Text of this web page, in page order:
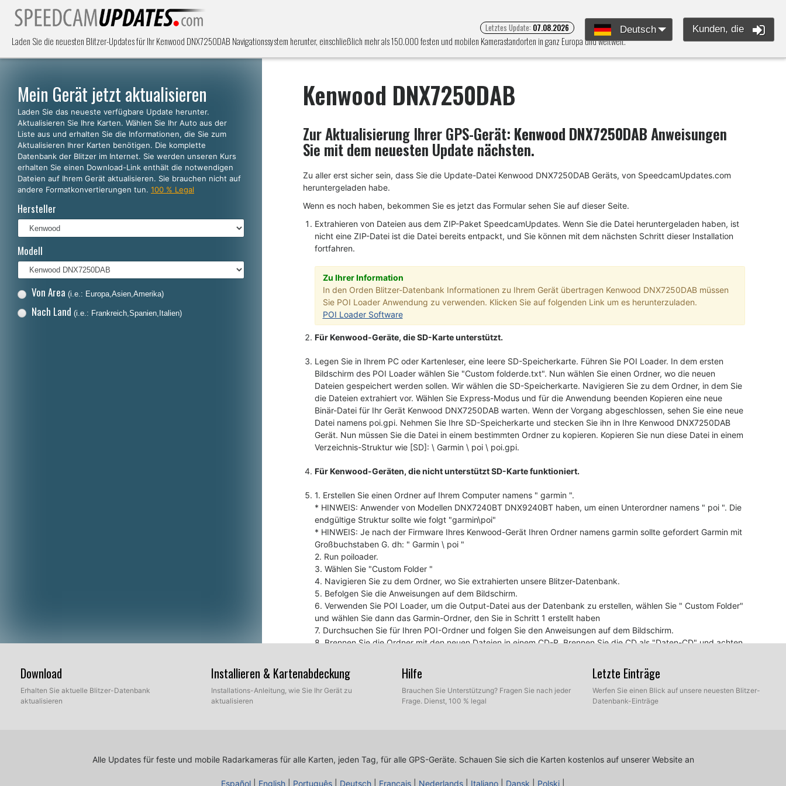
Laden Sie die neuesten Blitzer-Updates für Ihr Kenwood DNX7250DAB Navigationssystem herunter, einschließlich mehr als 150.000 festen und mobilen Kamerastandorten in ganz Europa und weltweit.
Letztes Update: 07.08.2026 Deutsch Kunden, die
Mein Gerät jetzt aktualisieren
Laden Sie das neueste verfügbare Update herunter.
Aktualisieren Sie Ihre Karten. Wählen Sie Ihr Auto aus der
Liste aus und erhalten Sie die Informationen, die Sie zum
Aktualisieren Ihrer Karten benötigen. Die komplette
Datenbank der Blitzer im Internet. Sie werden unseren Kurs
erhalten Sie einen Download-Link enthält die notwendigen
Dateien auf Ihrem Gerät aktualisieren. Sie brauchen nicht auf
andere Formatkonvertierungen tun. 100 % Legal
Hersteller
Modell
Von Area (i.e.: Europa,Asien,Amerika)
Nach Land (i.e.: Frankreich,Spanien,Italien)
Kenwood DNX7250DAB
Zur Aktualisierung Ihrer GPS-Gerät: Kenwood DNX7250DABAnweisungen
Sie mit dem neuesten Update nächsten.
Zu aller erst sicher sein, dass Sie die Update-Datei Kenwood DNX7250DAB Geräts, von SpeedcamUpdates.com
heruntergeladen habe.
Wenn es noch haben, bekommen Sie es jetzt das Formular sehen Sie auf dieser Seite.
Extrahieren von Dateien aus dem ZIP-Paket SpeedcamUpdates. Wenn Sie die Datei heruntergeladen haben, ist
nicht eine ZIP-Datei ist die Datei bereits entpackt, und Sie können mit dem nächsten Schritt dieser Installation
fortfahren.
Zu Ihrer Information
In den Orden Blitzer-Datenbank Informationen zu Ihrem Gerät übertragen Kenwood DNX7250DAB müssen
Sie POI Loader Anwendung zu verwenden. Klicken Sie auf folgenden Link um es herunterzuladen.
POI Loader Software
Für Kenwood-Geräte, die SD-Karte unterstützt.
Legen Sie in Ihrem PC oder Kartenleser, eine leere SD-Speicherkarte. Führen Sie POI Loader. In dem ersten
Bildschirm des POI Loader wählen Sie "Custom folderde.txt". Nun wählen Sie einen Ordner, wo die neuen
Dateien gespeichert werden sollen. Wir wählen die SD-Speicherkarte. Navigieren Sie zu dem Ordner, in dem Sie
die Dateien extrahiert vor. Wählen Sie Express-Modus und für die Anwendung beenden Kopieren eine neue
Binär-Datei für Ihr Gerät Kenwood DNX7250DAB warten. Wenn der Vorgang abgeschlossen, sehen Sie eine neue
Datei namens poi.gpi. Nehmen Sie Ihre SD-Speicherkarte und stecken Sie ihn in Ihre Kenwood DNX7250DAB
Gerät. Nun müssen Sie die Datei in einem bestimmten Ordner zu kopieren. Kopieren Sie nun diese Datei in einem
Verzeichnis-Struktur wie [SD]: \ Garmin \ poi \ poi.gpi.
Für Kenwood-Geräten, die nicht unterstützt SD-Karte funktioniert.
1. Erstellen Sie einen Ordner auf Ihrem Computer namens " garmin ".
* HINWEIS: Anwender von Modellen DNX7240BT DNX9240BT haben, um einen Unterordner namens " poi ". Die
endgültige Struktur sollte wie folgt "garmin\poi"
* HINWEIS: Je nach der Firmware Ihres Kenwood-Gerät Ihren Ordner namens garmin sollte gefordert Garmin mit
Großbuchstaben G. dh: " Garmin \ poi "
2. Run poiloader.
3. Wählen Sie "Custom Folder "
4. Navigieren Sie zu dem Ordner, wo Sie extrahierten unsere Blitzer-Datenbank.
5. Befolgen Sie die Anweisungen auf dem Bildschirm.
6. Verwenden Sie POI Loader, um die Output-Datei aus der Datenbank zu erstellen, wählen Sie " Custom Folder"
und wählen Sie dann das Garmin-Ordner, den Sie in Schritt 1 erstellt haben
7. Durchsuchen Sie für Ihren POI-Ordner und folgen Sie den Anweisungen auf dem Bildschirm.
8. Brennen Sie die Ordner mit den neuen Dateien in einem CD-R. Brennen Sie die CD als "Daten-CD" und achten
9. Legen Sie die CD in das Kenwood-Einheit, und es wird automatisch aktualisiert.
Zu Ihrer Information
Wenn Sie Erfahrung, dass es keinen Ton bei der Annäherung an einen Blitzer, bedeutet dies wahrscheinlich,
Download
Erhalten Sie aktuelle Blitzer-Datenbank
aktualisieren
Installieren & Kartenabdeckung
Installations-Anleitung, wie Sie Ihr Gerät zu
aktualisieren
Hilfe
Brauchen Sie Unterstützung? Fragen Sie nach jeder
Frage. Dienst, 100 % legal
Letzte Einträge
Werfen Sie einen Blick auf unsere neuesten Blitzer-
Datenbank-Einträge
Alle Updates für feste und mobile Radarkameras für alle Karten, jeden Tag, für alle GPS-Geräte. Schauen Sie sich die Karten kostenlos auf unserer Website an
Español English Português Deutsch Français Nederlands Italiano Dansk Polski